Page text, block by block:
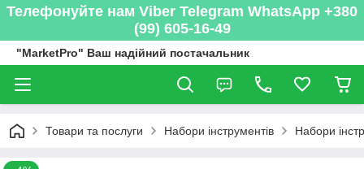
Телефонуйте нам Viber Telegram WhatsApp +380
(99) 605-16-49
"MarketPro" Ваш надійний постачальник
Товари та послуги Набори інструментів Набори